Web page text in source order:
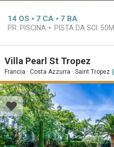
14 OS 7 CA 7 BA
PR. PISCINA PISTA DA SCI: 50M
Villa Pearl St Tropez
Francia · Costa Azzurra · Saint Tropez